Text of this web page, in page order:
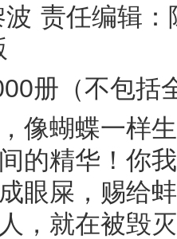
责任编辑：
册（不包括
像蝴蝶一样
的精华！你
眼屎，赐给
，就在被毁